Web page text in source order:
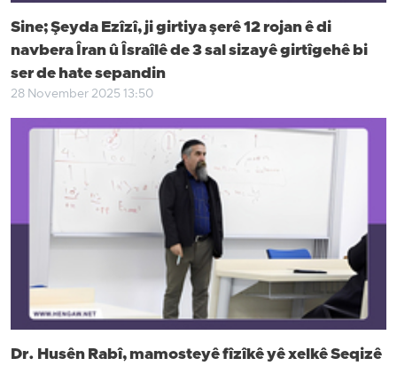
Sine; Şeyda Ezîzî, ji girtiya şerê 12 rojan ê di
navbera Îran û Îsraîlê de 3 sal sizayê girtîgehê bi
ser de hate sepandin
28 November 2025 13:50
Dr. Husên Rabî, mamosteyê fîzîkê yê xelkê Seqizê